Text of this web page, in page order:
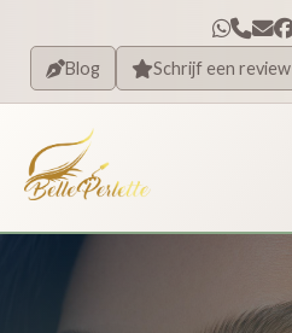
Blog Schrijf een review